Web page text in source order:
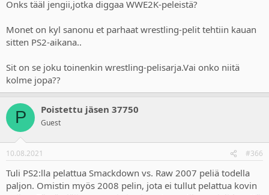
Onks tääl jengii,jotka diggaa WWE2K-peleistä?
Monet on kyl sanonu et parhaat wrestling-pelit tehtiin kauan
sitten PS2-aikana..
Sit on se joku toinenkin wrestling-pelisarja.Vai onko niitä
kolme jopa??
P Poistettu jäsen 37750
Guest
10.08.2021 #366
Tuli PS2:lla pelattua Smackdown vs. Raw 2007 peliä todella
paljon. Omistin myös 2008 pelin, jota ei tullut pelattua kovin